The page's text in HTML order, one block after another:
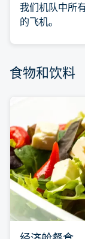
我们机队中所
的飞机。
食物和饮料